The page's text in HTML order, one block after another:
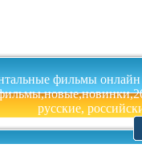
фильмы онлайн
русские,